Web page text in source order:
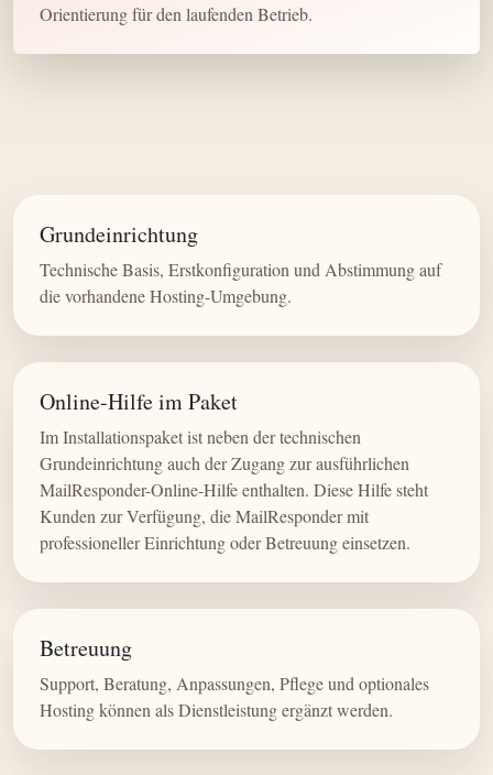
Orientierung für den laufenden Betrieb.
Grundeinrichtung
Technische Basis, Erstkonfiguration und Abstimmung auf
die vorhandene Hosting-Umgebung.
Online-Hilfe im Paket
Im Installationspaket ist neben der technischen
Grundeinrichtung auch der Zugang zur ausführlichen
MailResponder-Online-Hilfe enthalten. Diese Hilfe steht
Kunden zur Verfügung, die MailResponder mit
professioneller Einrichtung oder Betreuung einsetzen.
Betreuung
Support, Beratung, Anpassungen, Pflege und optionales
Hosting können als Dienstleistung ergänzt werden.